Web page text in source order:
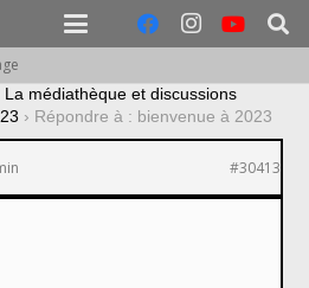
La médiathèque et discussions
› Répondre à : bienvenue à 2023
#30413